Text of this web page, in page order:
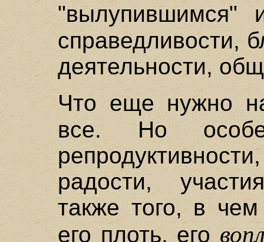
"вылупившимся"
справедливости,
деятельности,
Что еще нужно
все. Но
радости,
также того, в
его плоть, его